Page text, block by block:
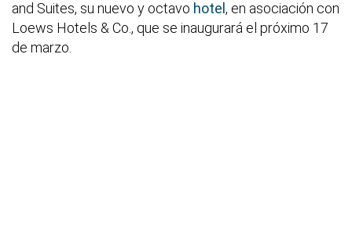
and Suites, su nuevo y octavo hotel , en asociación con
Loews Hotels & Co., que se inaugurará el próximo 17
de marzo.